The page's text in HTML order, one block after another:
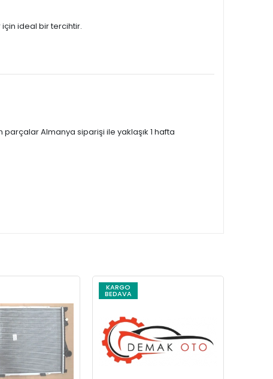
için ideal bir tercihtir.
Almanya siparişi ile yaklaşık 1 hafta
KARGO
BEDAVA